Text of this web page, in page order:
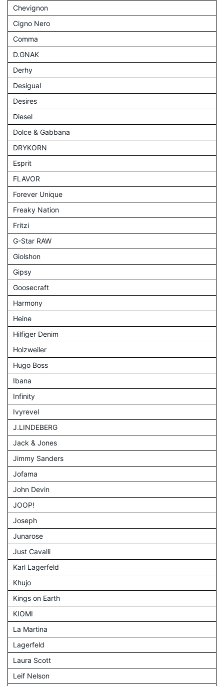
Chevignon
Cigno Nero
Comma
D.GNAK
Derhy
Desigual
Desires
Diesel
Dolce & Gabbana
DRYKORN
Esprit
FLAVOR
Forever Unique
Freaky Nation
Fritzi
G-Star RAW
Giolshon
Gipsy
Goosecraft
Harmony
Heine
Hilfiger Denim
Holzweiler
Hugo Boss
Ibana
Infinity
Ivyrevel
J.LINDEBERG
Jack & Jones
Jimmy Sanders
Jofama
John Devin
JOOP!
Joseph
Junarose
Just Cavalli
Karl Lagerfeld
Khujo
Kings on Earth
KIOMI
La Martina
Lagerfeld
Laura Scott
Leif Nelson